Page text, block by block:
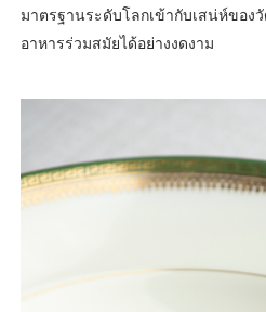
มาตรฐานระดับโลกเข้ากับเสน่ห์ขอ
อาหารร่วมสมัยได้อย่างงดงาม